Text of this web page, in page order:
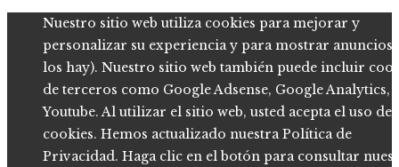
Nuestro sitio web utiliza cookies para mejorar y
personalizar su experiencia y para mostrar anuncios
los hay). Nuestro sitio web también puede incluir
de terceros como Google Adsense, Google Analytics,
Youtube. Al utilizar el sitio web, usted acepta el uso de
cookies. Hemos actualizado nuestra Política de
Privacidad. Haga clic en el botón para consultar